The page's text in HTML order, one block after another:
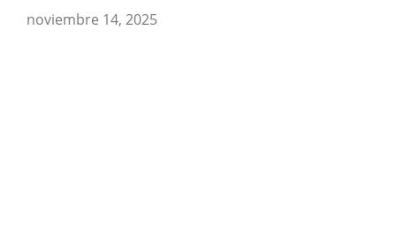
noviembre 14, 2025